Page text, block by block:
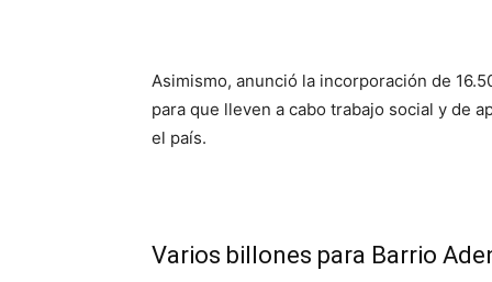
Asimismo, anunció la incorporación de
para que lleven a cabo trabajo social y de
el país.
Varios billones para Barrio